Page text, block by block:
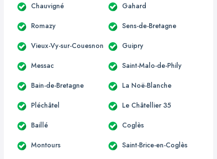
Chauvigné Gahard
Romazy Sens-de-Bretagne
Vieux-Vy-sur-Couesnon Guipry
Messac Saint-Malo-de-Phily
Bain-de-Bretagne La Noë-Blanche
Pléchâtel Le Châtellier 35
Baillé Coglès
Montours Saint-Brice-en-Coglès